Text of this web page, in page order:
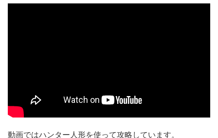
動画ではハンター人形を使って攻略しています。